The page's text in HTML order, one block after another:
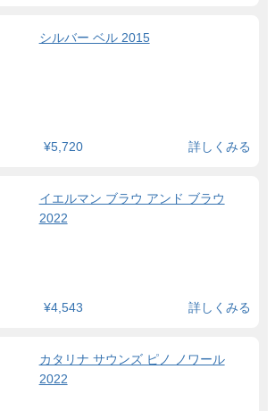
シルバー ベル 2015
¥5,720 詳しくみる
イエルマン ブラウ アンド ブラウ
2022
¥4,543 詳しくみる
カタリナ サウンズ ピノ ノワール
2022